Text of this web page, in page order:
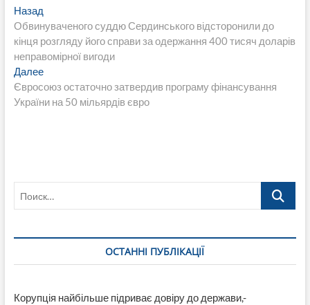
Навигация
по
записям
НазадПредыдущая
запись:
Обвинуваченого суддю Сердинського відсторонили до
кінця розгляду його справи за одержання 400 тисяч доларів
неправомірної вигоди
ДалееСледующая
запись:
Євросоюз остаточно затвердив програму фінансування
України на 50 мільярдів євро
Поиск…
ОСТАННІ ПУБЛІКАЦІЇ
Корупція найбільше підриває довіру до держави,-